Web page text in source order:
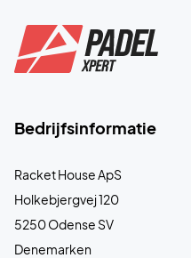
Bedrijfsinformatie
Racket House ApS
Holkebjergvej 120
5250 Odense SV
Denemarken